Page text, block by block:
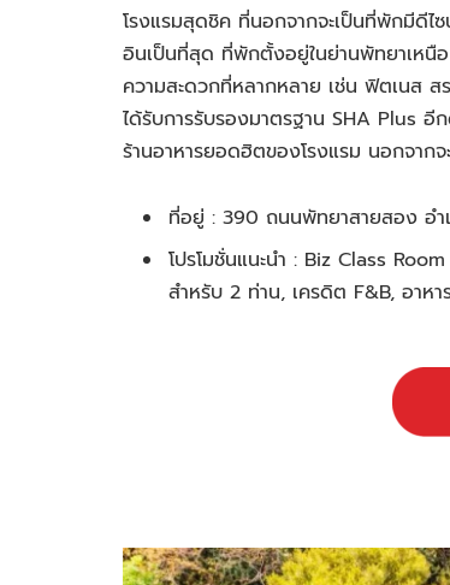
โรงแรมสุดชิค ที่นอกจากจะเป็นที่พักมีดีไ
อินเป็นที่สุด ที่พักตั้งอยู่ในย่านพัทยาเหนื
ความสะดวกที่หลากหลาย เช่น ฟิตเนส
ได้รับการรับรองมาตรฐาน SHA Plus อี
ร้านอาหารยอดฮิตของโรงแรม นอกจาก
ที่อยู่ : 390 ถนนพัทยาสายสอง อำ
โปรโมชั่นแนะนำ : Biz Class
สำหรับ 2 ท่าน, เครดิต F&B, อาห